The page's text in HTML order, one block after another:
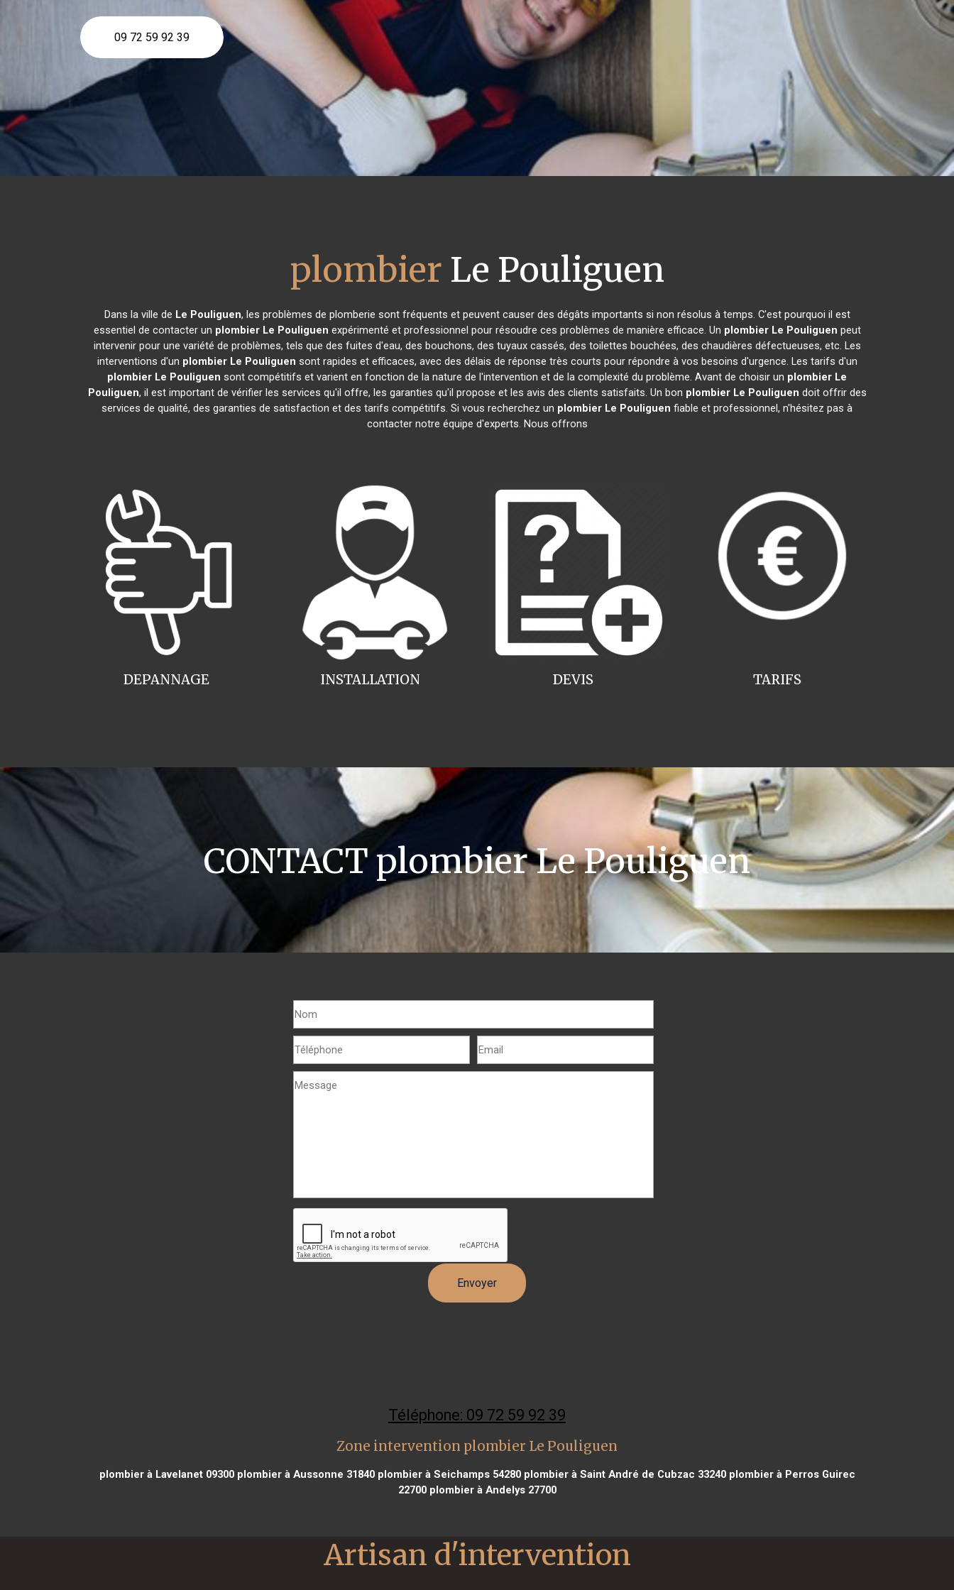
09 72 59 92 39
plombier Le Pouliguen
Dans la ville de Le Pouliguen, les problèmes de plomberie sont fréquents et peuvent causer des dégâts importants si non résolus à temps. C'est pourquoi il est
essentiel de contacter un plombier Le Pouliguen expérimenté et professionnel pour résoudre ces problèmes de manière efficace. Un plombier Le Pouliguen peut
intervenir pour une variété de problèmes, tels que des fuites d'eau, des bouchons, des tuyaux cassés, des toilettes bouchées, des chaudières défectueuses, etc. Les
interventions d'un plombier Le Pouliguen sont rapides et efficaces, avec des délais de réponse très courts pour répondre à vos besoins d'urgence. Les tarifs d'un
plombier Le Pouliguen sont compétitifs et varient en fonction de la nature de l'intervention et de la complexité du problème. Avant de choisir un plombier Le
Pouliguen, il est important de vérifier les services qu'il offre, les garanties qu'il propose et les avis des clients satisfaits. Un bon plombier Le Pouliguen doit offrir des
services de qualité, des garanties de satisfaction et des tarifs compétitifs. Si vous recherchez un plombier Le Pouliguen fiable et professionnel, n'hésitez pas à
contacter notre équipe d'experts. Nous offrons
INSTALLATION
DEPANNAGE TARIFS
DEVIS
CONTACT plombier Le Pouliguen
Téléphone: 09 72 59 92 39
Zone intervention plombier Le Pouliguen
plombier à Lavelanet 09300plombier à Aussonne 31840plombier à Seichamps 54280plombier à Saint André de Cubzac 33240plombier à Perros Guirec
22700plombier à Andelys 27700
Artisan d'intervention